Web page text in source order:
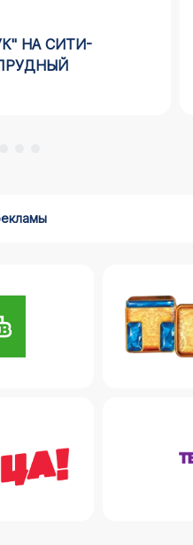
В Г. БРЯНСК